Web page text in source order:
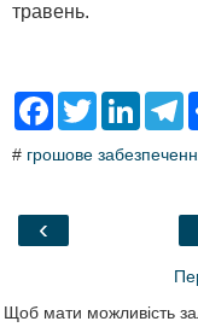
травень.
F
e
o
T
t
L
k
T
e
a
# грошове
‹
Щоб мати можливість